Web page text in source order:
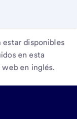
estar disponibles
en esta
en inglés.